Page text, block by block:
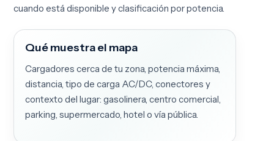
cuando está disponible y clasificación por potencia.
Qué muestra el mapa
Cargadores cerca de tu zona, potencia máxima,
distancia, tipo de carga AC/DC, conectores y
contexto del lugar: gasolinera, centro comercial,
parking, supermercado, hotel o vía pública.